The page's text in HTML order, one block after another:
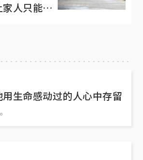
人只能被
生命感动过的人心中存留